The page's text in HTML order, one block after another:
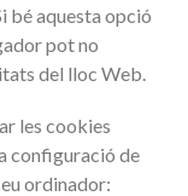
bé aquesta opció
pot no
del lloc Web.
les cookies
configuració de
ordinador: